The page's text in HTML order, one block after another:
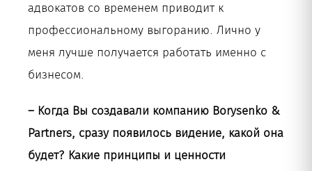
адвокатов со временем приводит к
профессиональному выгоранию. Лично у
меня лучше получается работать именно с
бизнесом.
– Когда Вы создавали компанию Borysenko &
Partners, сразу появилось видение, какой она
будет? Какие принципы и ценности